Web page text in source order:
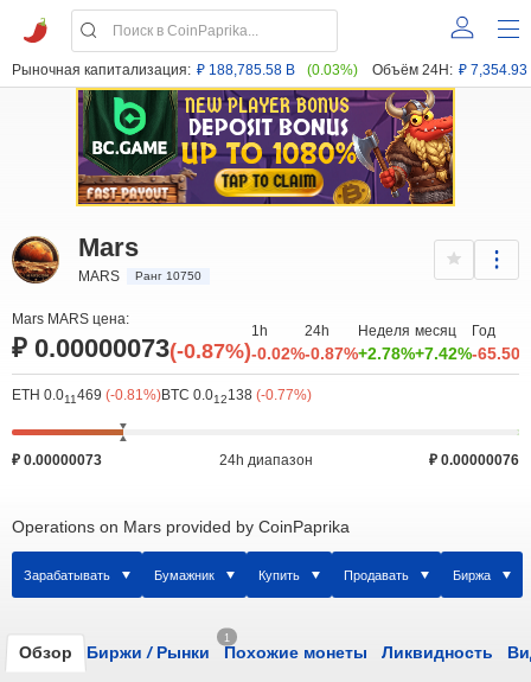
Рыночная капитализация: ₽ 188,785.58 B (0.03%) Объём 24H: ₽ 7,354.93
Mars
MARS Ранг 10750
Mars MARS цена:
₽ 0.00000073(-0.87%)
1h
-0.02%
24h
-0.87%
Неделя
+2.78%
месяц
+7.42%
Год
-
ETH 0.011469 (-0.81%)BTC 0.012138 (-0.77%)
₽ 0.00000073 24h диапазон ₽ 0.00000076
Operations on Mars provided by CoinPaprika
Зарабатывать Бумажник Купить Продавать Биржа
Обзор Биржи /Рынки
1
Похожие монеты Ликвидность